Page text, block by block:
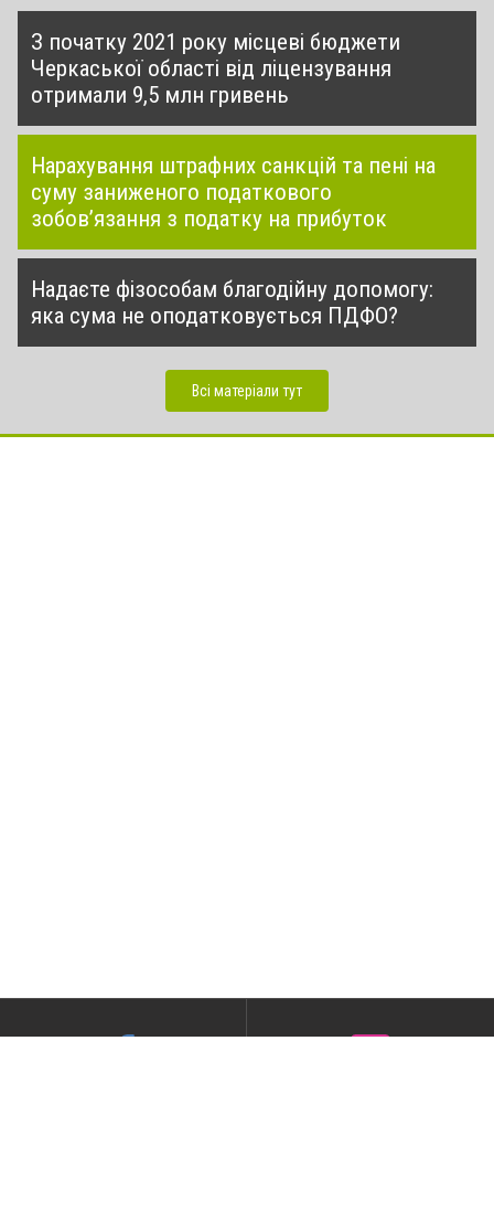
З початку 2021 року місцеві бюджети
Черкаської області від ліцензування
отримали 9,5 млн гривень
Нарахування штрафних санкцій та пені на
суму заниженого податкового
зобов’язання з податку на прибуток
Надаєте фізособам благодійну допомогу:
яка сума не оподатковується ПДФО?
Всі матеріали тут